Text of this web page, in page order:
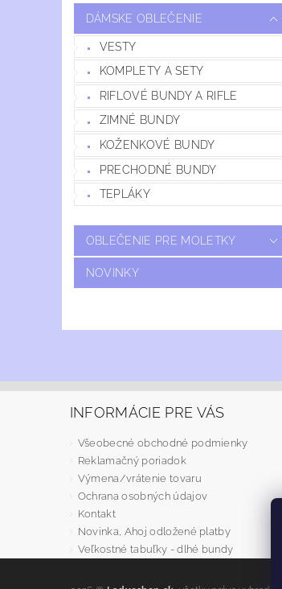
DÁMSKE OBLEČENIE
VESTY
KOMPLETY A SETY
RIFLOVÉ BUNDY A RIFLE
ZIMNÉ BUNDY
KOŽENKOVÉ BUNDY
PRECHODNÉ BUNDY
TEPLÁKY
OBLEČENIE PRE MOLETKY
NOVINKY
INFORMÁCIE PRE VÁS
Všeobecné obchodné podmienky
Reklamačný poriadok
Výmena/vrátenie tovaru
Ochrana osobných údajov
Kontakt
Novinka, Ahoj odložené platby
Veľkostné tabuľky - dlhé bundy